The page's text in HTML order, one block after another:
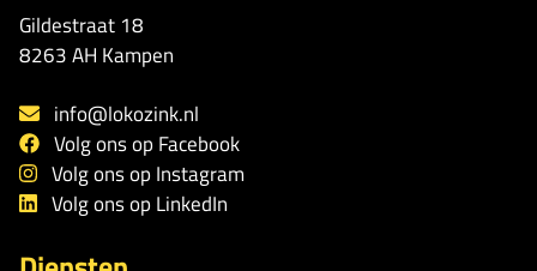
Gildestraat 18
8263 AH Kampen
info@lokozink.nl
Volg ons op Facebook
Volg ons op Instagram
Volg ons op LinkedIn